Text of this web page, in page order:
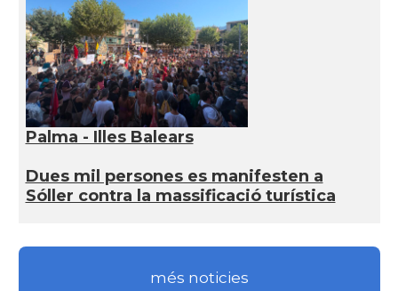
Palma - Illes Balears
Dues mil persones es manifesten a
Sóller contra la massificació turística
més noticies